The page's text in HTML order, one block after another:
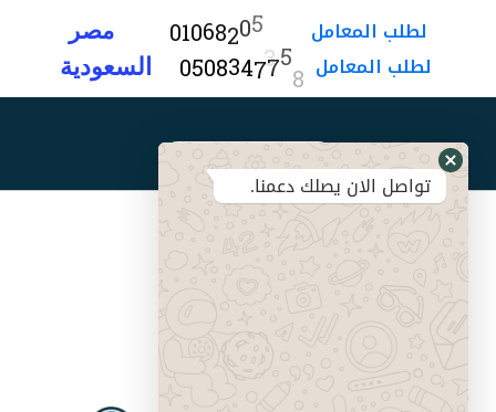
لطلب المعامل 01068205 مصر
لطلب المعامل 0508347758 السعودية
تواصل الان يصلك دعمنا.